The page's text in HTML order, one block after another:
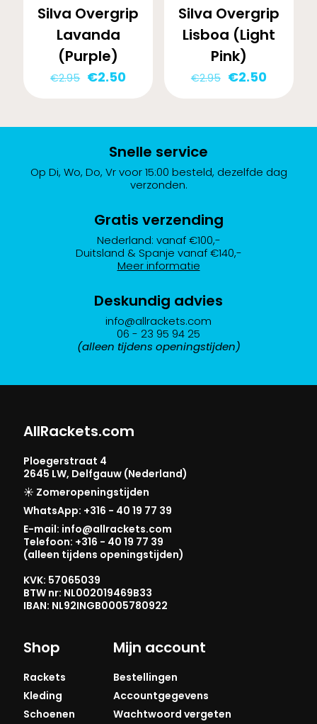
Silva Overgrip
Lavanda
(Purple)
€2.95 Oorspronkelijke
€2.95.
€2.50Huidige
€2.50.
Silva Overgrip
Lisboa (Light
Pink)
€2.95
€2.95.
€2.50Huidige
€2.50.
Snelle service
Op Di, Wo, Do, Vr voor 15:00 besteld, dezelfde dag
verzonden.
Gratis verzending
Nederland: vanaf €100,-
Duitsland & Spanje vanaf €140,-
Meer informatie
Deskundig advies
info@allrackets.com
06 - 23 95 94 25
(alleen tijdens openingstijden)
AllRackets.com
Ploegerstraat 4
2645 LW, Delfgauw (Nederland)
☀️ Zomeropeningstijden
WhatsApp: +316 - 40 19 77 39
E-mail: info@allrackets.com
Telefoon: +316 - 40 19 77 39
(alleen tijdens openingstijden)
KVK: 57065039
BTW nr: NL002019469B33
IBAN: NL92INGB0005780922
Shop
Rackets
Kleding
Schoenen
Mijn account
Bestellingen
Accountgegevens
Wachtwoord vergeten